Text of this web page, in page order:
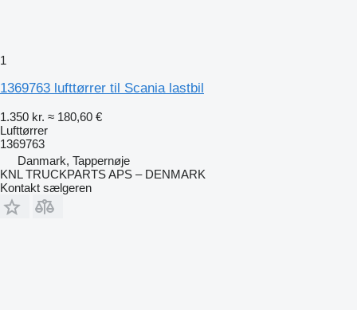
1
1369763 lufttørrer til Scania lastbil
1.350 kr. ≈ 180,60 €
Lufttørrer
1369763
Danmark, Tappernøje
KNL TRUCKPARTS APS – DENMARK
Kontakt sælgeren